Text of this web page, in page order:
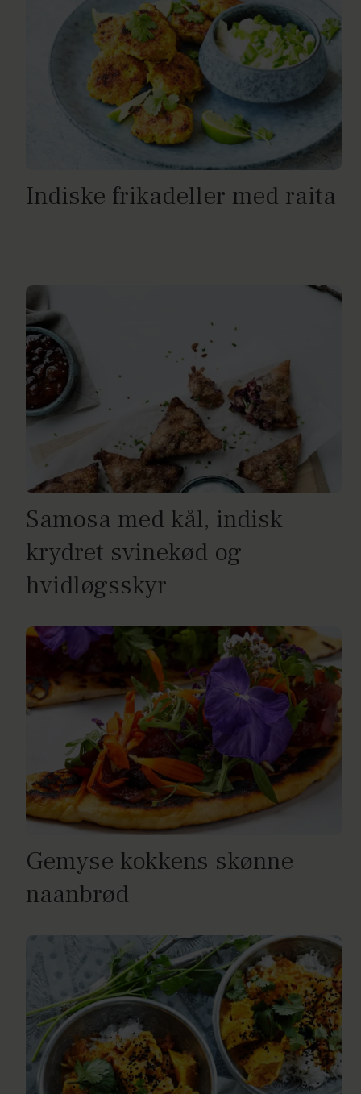
Indiske frikadeller med raita
Samosa med kål, indisk
krydret svinekød og
hvidløgsskyr
Gemyse kokkens skønne
naanbrød